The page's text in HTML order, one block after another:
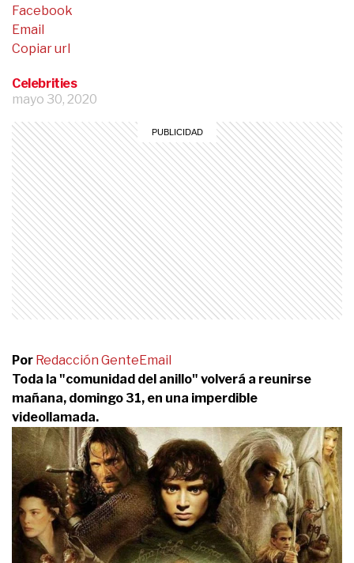
Celebrities
mayo 30, 2020
Facebook
Email
Copiar url
Por Redacción GenteEmail
Toda la "comunidad del anillo" volverá a reunirse
mañana, domingo 31, en una imperdible
videollamada.